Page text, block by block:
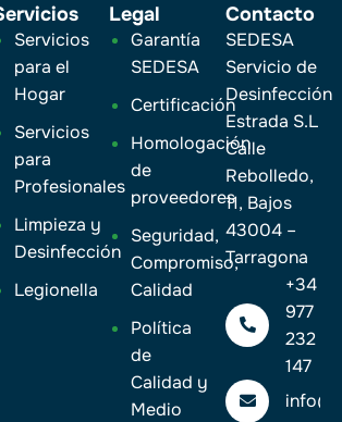
Servicios
para el
Hogar
Servicios
para
Profesionales
Limpieza y
Desinfección
Legionella
Legal
Garantía
SEDESA
Certificación
Homologación
de
proveedores
Seguridad,
Compromiso,
Calidad
Política
de
Calidad y
Medio
Contacto
SEDESA
Servicio de
Desinfección
Estrada S.L
Calle
Rebolledo,
11, Bajos
43004 –
Tarragona
+34
977
232
147